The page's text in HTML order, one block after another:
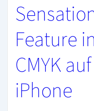
Feature
CMYK
iPhone